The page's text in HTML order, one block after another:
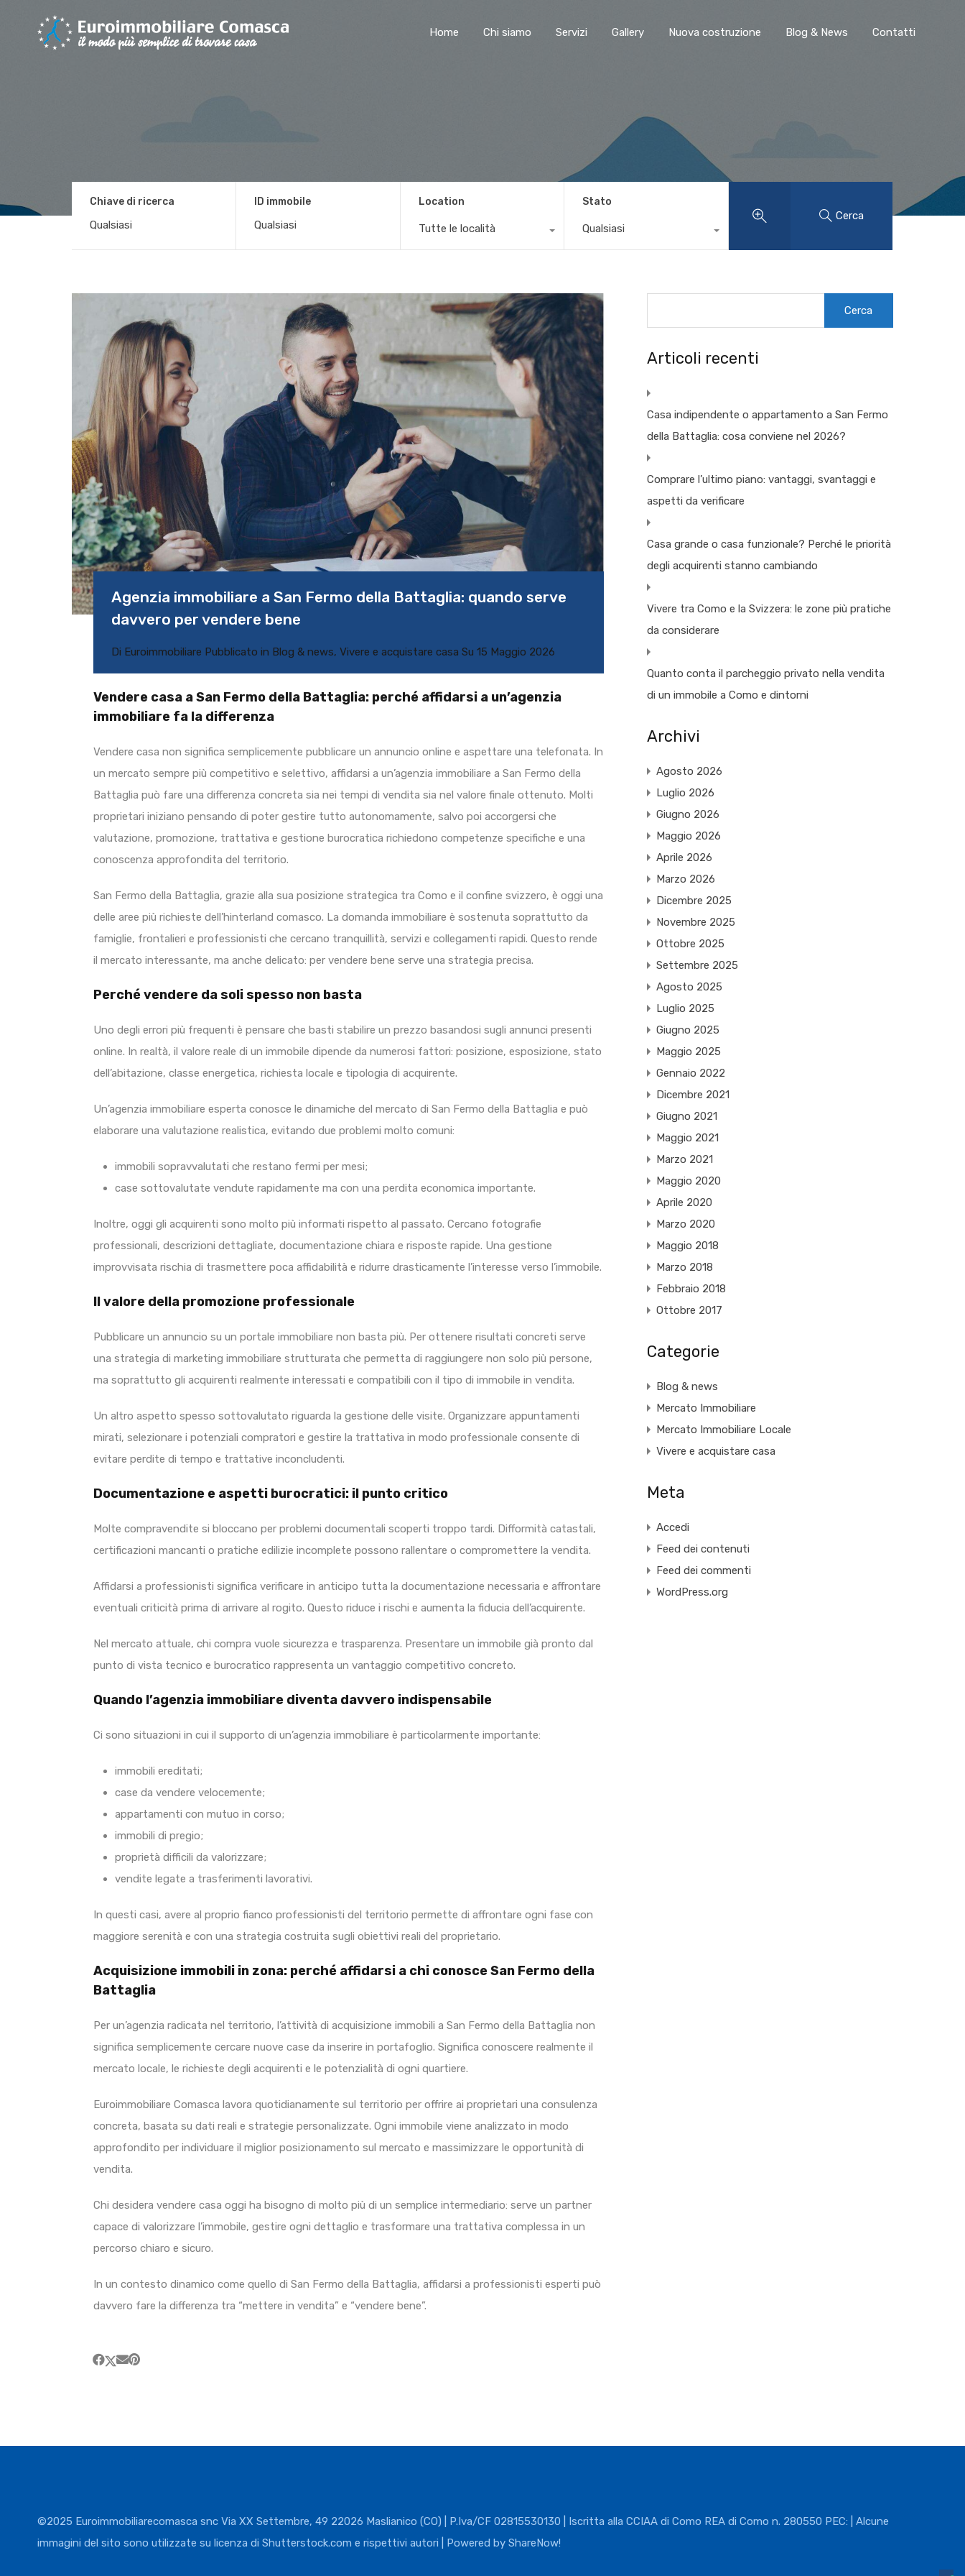
Home Chi siamo Servizi Gallery Nuova costruzione Blog & News Contatti
Chiave di ricerca ID immobile Location
Tutte le località
Stato
Qualsiasi
Cerca
Agenzia immobiliare a San Fermo della Battaglia: quando serve
davvero per vendere bene
Di Euroimmobiliare Pubblicato in Blog & news, Vivere e acquistare casa Su 15 Maggio 2026
Vendere casa a San Fermo della Battaglia: perché affidarsi a un’agenzia
immobiliare fa la differenza
Vendere casa non significa semplicemente pubblicare un annuncio online e aspettare una telefonata. In
un mercato sempre più competitivo e selettivo, affidarsi a un’agenzia immobiliare a San Fermo della
Battaglia può fare una differenza concreta sia nei tempi di vendita sia nel valore finale ottenuto. Molti
proprietari iniziano pensando di poter gestire tutto autonomamente, salvo poi accorgersi che
valutazione, promozione, trattativa e gestione burocratica richiedono competenze specifiche e una
conoscenza approfondita del territorio.
San Fermo della Battaglia, grazie alla sua posizione strategica tra Como e il confine svizzero, è oggi una
delle aree più richieste dell’hinterland comasco. La domanda immobiliare è sostenuta soprattutto da
famiglie, frontalieri e professionisti che cercano tranquillità, servizi e collegamenti rapidi. Questo rende
il mercato interessante, ma anche delicato: per vendere bene serve una strategia precisa.
Perché vendere da soli spesso non basta
Uno degli errori più frequenti è pensare che basti stabilire un prezzo basandosi sugli annunci presenti
online. In realtà, il valore reale di un immobile dipende da numerosi fattori: posizione, esposizione, stato
dell’abitazione, classe energetica, richiesta locale e tipologia di acquirente.
Un’agenzia immobiliare esperta conosce le dinamiche del mercato di San Fermo della Battaglia e può
elaborare una valutazione realistica, evitando due problemi molto comuni:
immobili sopravvalutati che restano fermi per mesi;
case sottovalutate vendute rapidamente ma con una perdita economica importante.
Inoltre, oggi gli acquirenti sono molto più informati rispetto al passato. Cercano fotografie
professionali, descrizioni dettagliate, documentazione chiara e risposte rapide. Una gestione
improvvisata rischia di trasmettere poca affidabilità e ridurre drasticamente l’interesse verso l’immobile.
Il valore della promozione professionale
Pubblicare un annuncio su un portale immobiliare non basta più. Per ottenere risultati concreti serve
una strategia di marketing immobiliare strutturata che permetta di raggiungere non solo più persone,
ma soprattutto gli acquirenti realmente interessati e compatibili con il tipo di immobile in vendita.
Un altro aspetto spesso sottovalutato riguarda la gestione delle visite. Organizzare appuntamenti
mirati, selezionare i potenziali compratori e gestire la trattativa in modo professionale consente di
evitare perdite di tempo e trattative inconcludenti.
Documentazione e aspetti burocratici: il punto critico
Molte compravendite si bloccano per problemi documentali scoperti troppo tardi. Difformità catastali,
certificazioni mancanti o pratiche edilizie incomplete possono rallentare o compromettere la vendita.
Affidarsi a professionisti significa verificare in anticipo tutta la documentazione necessaria e affrontare
eventuali criticità prima di arrivare al rogito. Questo riduce i rischi e aumenta la fiducia dell’acquirente.
Nel mercato attuale, chi compra vuole sicurezza e trasparenza. Presentare un immobile già pronto dal
punto di vista tecnico e burocratico rappresenta un vantaggio competitivo concreto.
Quando l’agenzia immobiliare diventa davvero indispensabile
Ci sono situazioni in cui il supporto di un’agenzia immobiliare è particolarmente importante:
immobili ereditati;
case da vendere velocemente;
appartamenti con mutuo in corso;
immobili di pregio;
proprietà difficili da valorizzare;
vendite legate a trasferimenti lavorativi.
In questi casi, avere al proprio fianco professionisti del territorio permette di affrontare ogni fase con
maggiore serenità e con una strategia costruita sugli obiettivi reali del proprietario.
Acquisizione immobili in zona: perché affidarsi a chi conosce San Fermo della
Battaglia
Per un’agenzia radicata nel territorio, l’attività di acquisizione immobili a San Fermo della Battaglia non
significa semplicemente cercare nuove case da inserire in portafoglio. Significa conoscere realmente il
mercato locale, le richieste degli acquirenti e le potenzialità di ogni quartiere.
Euroimmobiliare Comasca lavora quotidianamente sul territorio per offrire ai proprietari una consulenza
concreta, basata su dati reali e strategie personalizzate. Ogni immobile viene analizzato in modo
approfondito per individuare il miglior posizionamento sul mercato e massimizzare le opportunità di
vendita.
Chi desidera vendere casa oggi ha bisogno di molto più di un semplice intermediario: serve un partner
capace di valorizzare l’immobile, gestire ogni dettaglio e trasformare una trattativa complessa in un
percorso chiaro e sicuro.
In un contesto dinamico come quello di San Fermo della Battaglia, affidarsi a professionisti esperti può
davvero fare la differenza tra “mettere in vendita” e “vendere bene”.
Articoli recenti
Casa indipendente o appartamento a San Fermo
della Battaglia: cosa conviene nel 2026?
Comprare l’ultimo piano: vantaggi, svantaggi e
aspetti da verificare
Casa grande o casa funzionale? Perché le priorità
degli acquirenti stanno cambiando
Vivere tra Como e la Svizzera: le zone più pratiche
da considerare
Quanto conta il parcheggio privato nella vendita
di un immobile a Como e dintorni
Archivi
Agosto 2026
Luglio 2026
Giugno 2026
Maggio 2026
Aprile 2026
Marzo 2026
Dicembre 2025
Novembre 2025
Ottobre 2025
Settembre 2025
Agosto 2025
Luglio 2025
Giugno 2025
Maggio 2025
Gennaio 2022
Dicembre 2021
Giugno 2021
Maggio 2021
Marzo 2021
Maggio 2020
Aprile 2020
Marzo 2020
Maggio 2018
Marzo 2018
Febbraio 2018
Ottobre 2017
Categorie
Blog & news
Mercato Immobiliare
Mercato Immobiliare Locale
Vivere e acquistare casa
Meta
Accedi
Feed dei contenuti
Feed dei commenti
WordPress.org
©2025 Euroimmobiliarecomasca snc Via XX Settembre, 49 22026 Maslianico (CO) | P.Iva/CF 02815530130 | Iscritta alla CCIAA di Como REA di Como n. 280550 PEC: | Alcune
immagini del sito sono utilizzate su licenza di Shutterstock.com e rispettivi autori | Powered by ShareNow!